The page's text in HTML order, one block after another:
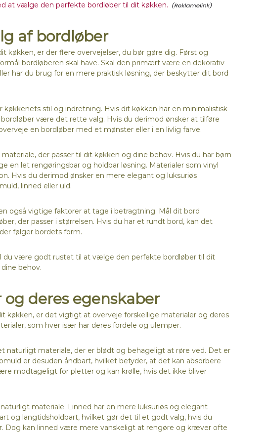
at vælge den perfekte bordløber til dit køkken.
af bordløber
køkken, er der flere overvejelser, du bør gøre dig. Først og
bordløberen skal have. Skal den primært være en dekorativ
har du brug for en mere praktisk løsning, der beskytter dit bord
stil og indretning. Hvis dit køkken har en minimalistisk
være det rette valg. Hvis du derimod ønsker at tilføre
en bordløber med et mønster eller i en livlig farve.
der passer til dit køkken og dine behov. Hvis du har børn
en let rengøringsbar og holdbar løsning. Materialer som vinyl
Hvis du derimod ønsker en mere elegant og luksuriøs
linned eller uld.
også vigtige faktorer at tage i betragtning. Mål dit bord
der passer i størrelsen. Hvis du har et rundt bord, kan det
følger bordets form.
du være godt rustet til at vælge den perfekte bordløber til dit
behov.
deres egenskaber
køkken, er det vigtigt at overveje forskellige materialer og deres
som hver især har deres fordele og ulemper.
naturligt materiale, der er blødt og behageligt at røre ved. Det er
er desuden åndbart, hvilket betyder, at det kan absorbere
modtageligt for pletter og kan krølle, hvis det ikke bliver
materiale. Linned har en mere luksuriøs og elegant
og langtidsholdbart, hvilket gør det til et godt valg, hvis du
Dog kan linned være mere vanskeligt at rengøre og kræver ofte